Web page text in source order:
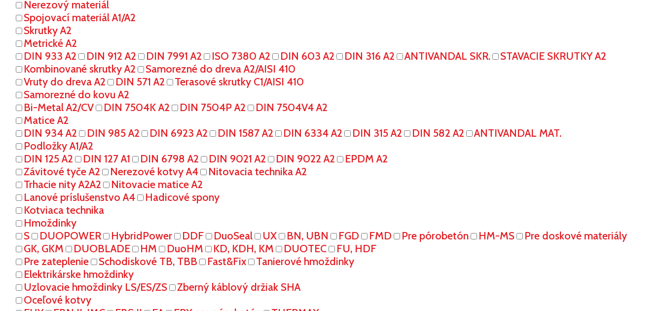
Nerezový materiál
Spojovací materiál A1/A2
Skrutky A2
Metrické A2
DIN 933 A2
DIN 912 A2 DIN 7991 A2 ISO 7380 A2 DIN 603 A2 DIN 316 A2 ANTIVANDAL SKR.
STAVACIE SKRUTKY A2
Kombinované skrutky A2
Samorezné do dreva A2/AISI 410
Vruty do dreva A2
DIN 571 A2
Terasové skrutky C1/AISI 410
Samorezné do kovu A2
Bi-Metal A2/CV
DIN 7504K A2 DIN 7504P A2
DIN 7504V4 A2
Matice A2
DIN 934 A2
DIN 985 A2 DIN 6923 A2 DIN 1587 A2 DIN 6334 A2 DIN 315 A2 DIN 582 A2
ANTIVANDAL MAT.
Podložky A1/A2
DIN 125 A2
DIN 127 A1 DIN 6798 A2 DIN 9021 A2 DIN 9022 A2
EPDM A2
Závitové tyče A2
Nerezové kotvy A4
Nitovacia technika A2
Trhacie nity A2A2
Nitovacie matice A2
Lanové príslušenstvo A4
Hadicové spony
Kotviaca technika
Hmoždinky
S
DUOPOWER HybridPower DDF DuoSeal UX BN, UBN FGD FMD Pre pórobetón HM-MS
Pre doskové materiály
GK, GKM
DUOBLADE HM DuoHM KD, KDH, KM DUOTEC
FU, HDF
Pre zateplenie
Schodiskové TB, TBB Fast&Fix
Tanierové hmoždinky
Elektrikárske hmoždinky
Uzlovacie hmoždinky LS/ES/ZS
Zberný káblový držiak SHA
Oceľové kotvy